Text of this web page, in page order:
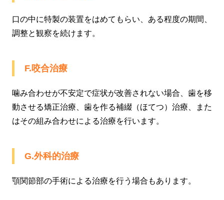
口の中に特製の装置をはめてもらい、ある程度の期間、
調整と観察を続けます。
F.咬合治療
噛み合わせが不安定で症状が改善されない場合、歯を移
動させる矯正治療、歯を作る補綴（ほてつ）治療、また
はその組み合わせによる治療を行います。
G.外科的治療
顎関節部の手術による治療を行う場合もあります。